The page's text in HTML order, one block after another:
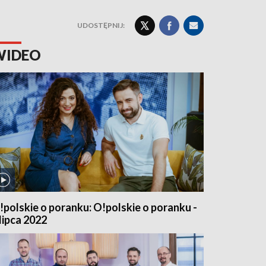
UDOSTĘPNIJ:
o poranku: O!polskie o poranku -
2022